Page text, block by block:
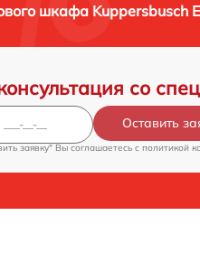
шкафа Kuppersbusch
со
Оставить
заявку" Вы соглашаетесь c политикой